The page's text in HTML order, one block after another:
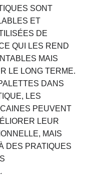
SONT
ET
DE
QUI LES REND
MAIS
LE LONG TERME.
DANS
LES
PEUVENT
LEUR
MAIS
DES PRATIQUES